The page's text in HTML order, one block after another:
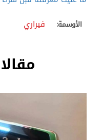
الأوسمة: فيراري